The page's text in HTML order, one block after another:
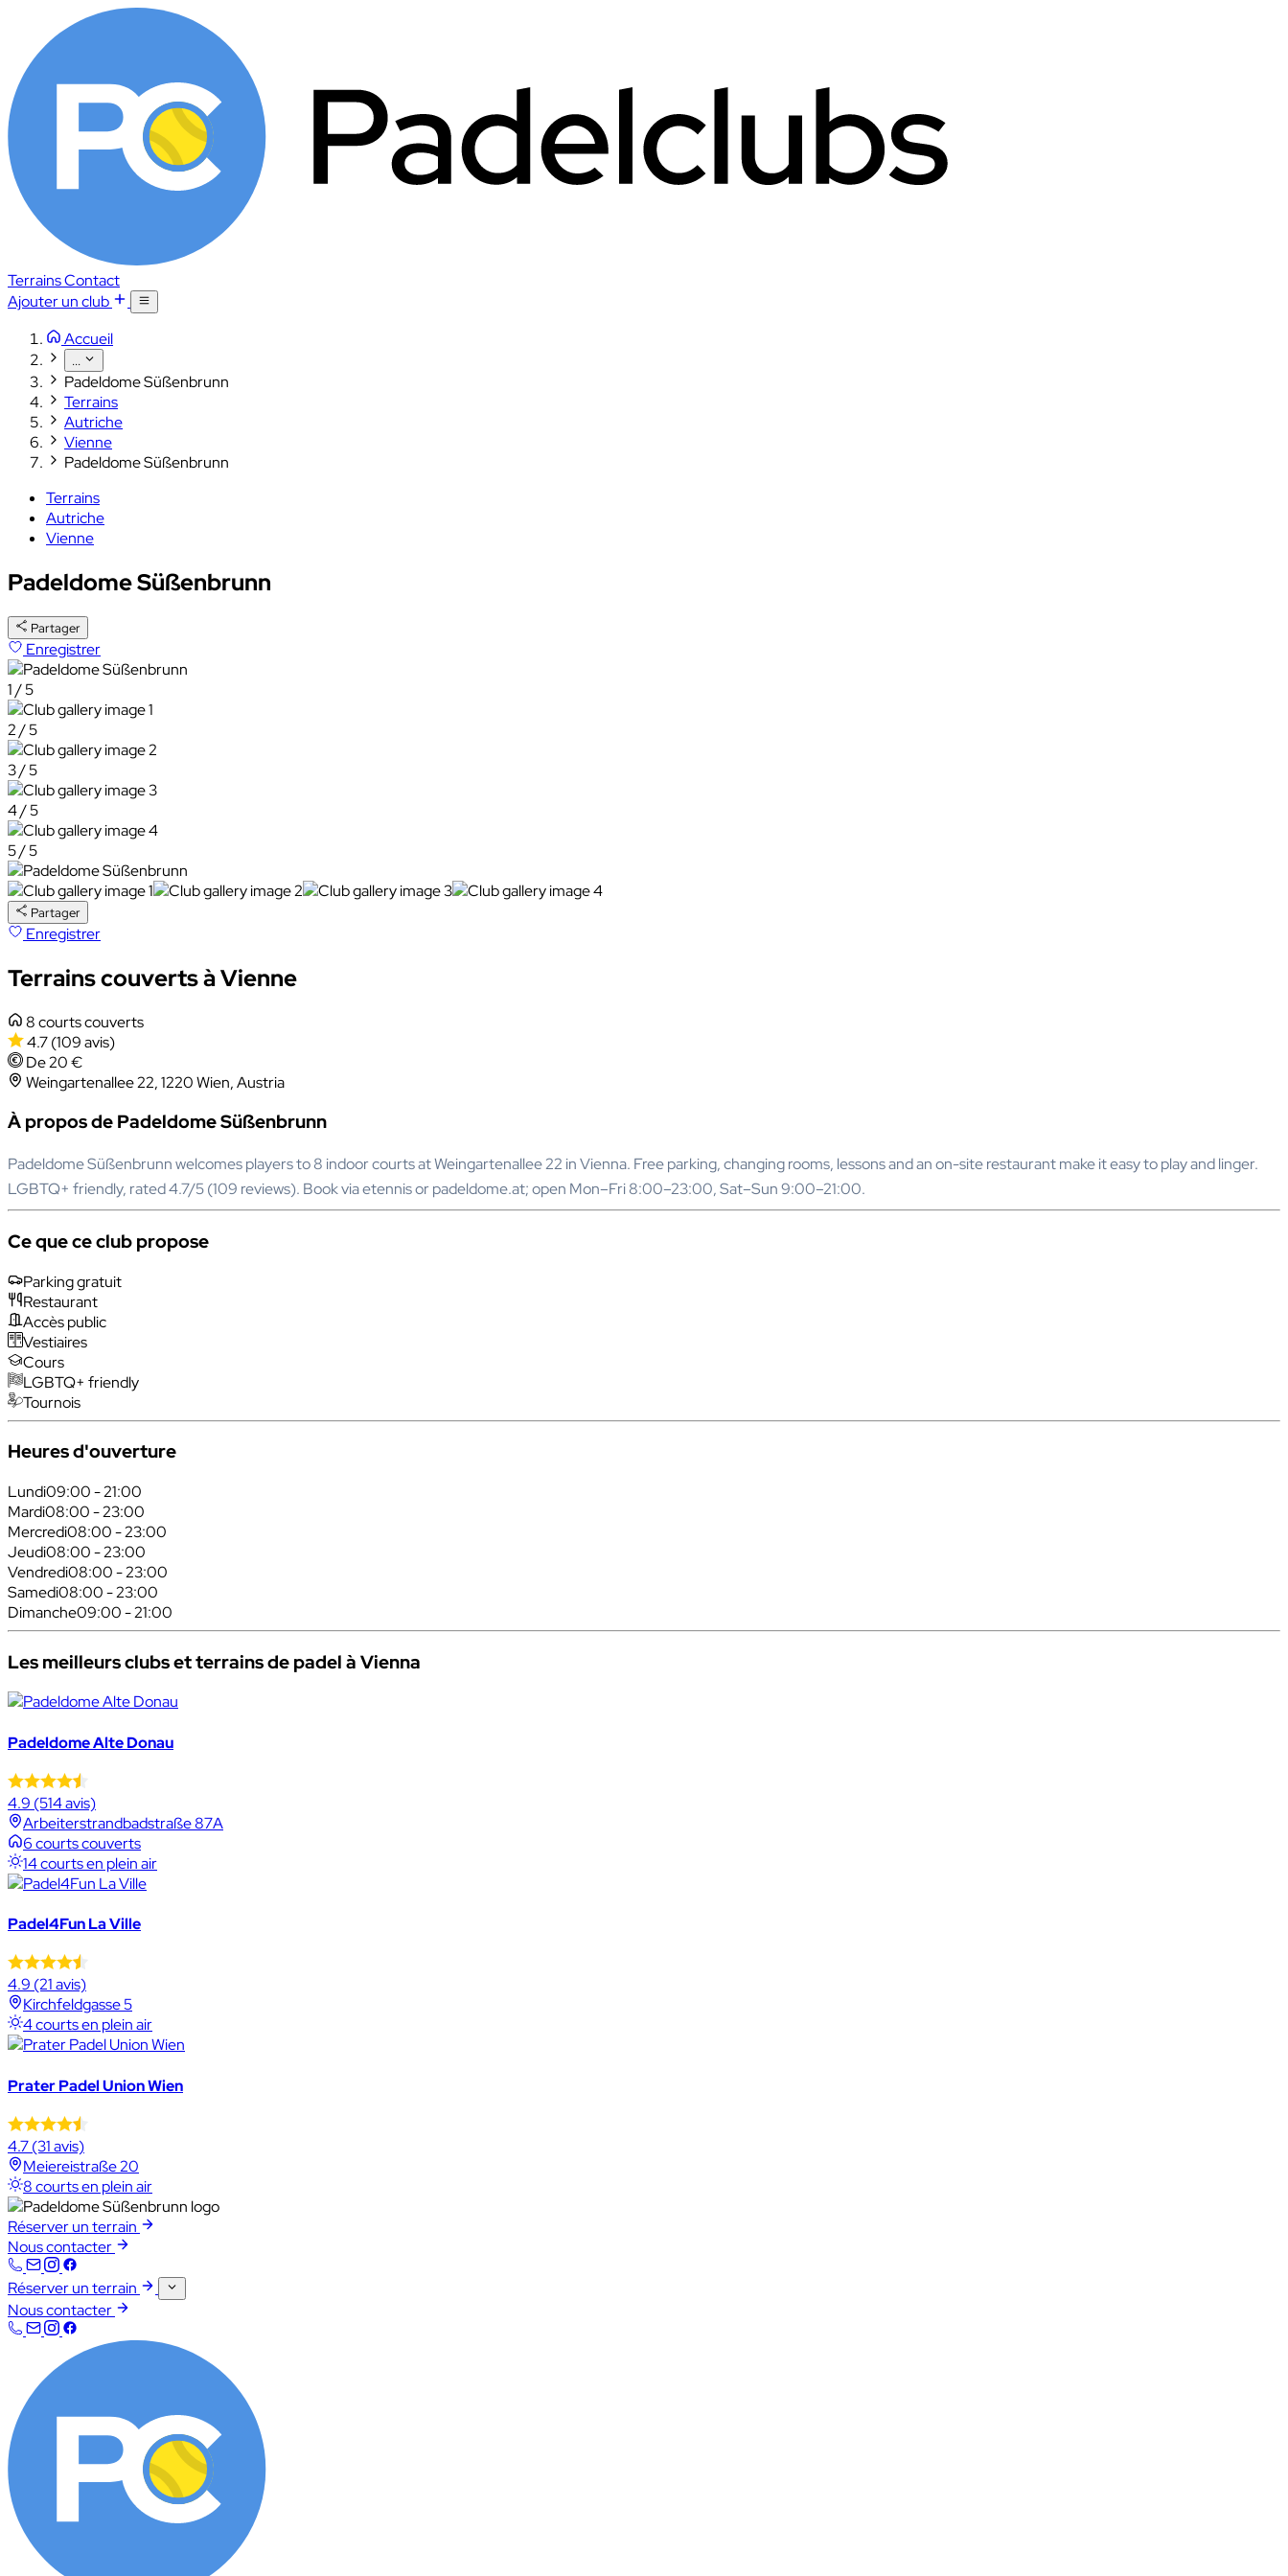
TerrainsContact
Ajouter un club
Accueil
...
Padeldome Süßenbrunn
Terrains
Autriche
Vienne
Padeldome Süßenbrunn
Terrains
Autriche
Vienne
Padeldome Süßenbrunn
Partager
Enregistrer
1 / 5
2 / 5
3 / 5
4 / 5
5 / 5
Partager
Enregistrer
Terrains couverts à Vienne
8 courts couverts
4.7(109 avis)
De 20 €
Weingartenallee 22, 1220 Wien, Austria
À propos de Padeldome Süßenbrunn
Padeldome Süßenbrunn welcomes players to 8 indoor courts at Weingartenallee 22 in Vienna. Free parking, changing rooms, lessons and an on-site restaurant make it easy to play and linger.
LGBTQ+ friendly, rated 4.7/5 (109 reviews). Book via etennis or padeldome.at; open Mon–Fri 8:00–23:00, Sat–Sun 9:00–21:00.
Ce que ce club propose
Parking gratuit
Restaurant
Accès public
Vestiaires
Cours
LGBTQ+ friendly
Tournois
Heures d'ouverture
Lundi09:00 - 21:00
Mardi08:00 - 23:00
Mercredi08:00 - 23:00
Jeudi08:00 - 23:00
Vendredi08:00 - 23:00
Samedi08:00 - 23:00
Dimanche09:00 - 21:00
Les meilleurs clubs et terrains de padel à Vienna
Padeldome Alte Donau
4.9 (514 avis)
Arbeiterstrandbadstraße 87A
6 courts couverts
14 courts en plein air
Padel4Fun La Ville
4.9 (21 avis)
Kirchfeldgasse 5
4 courts en plein air
Prater Padel Union Wien
4.7(31 avis)
Meiereistraße 20
8 courts en plein air
Réserver un terrain
Nous contacter
Réserver un terrain
Nous contacter